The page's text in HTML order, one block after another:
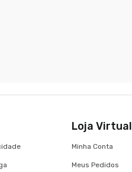
Loja Virtual
Minha Conta
Meus Pedidos